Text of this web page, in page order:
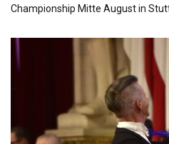
Championship Mitte August in